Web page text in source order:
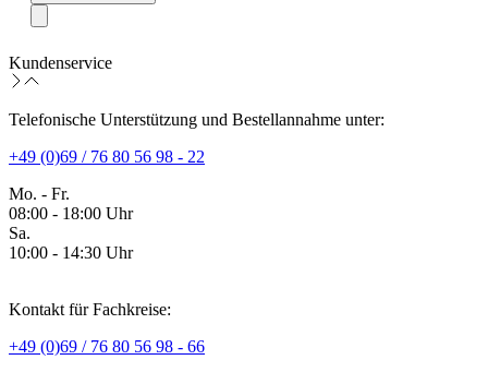
Kundenservice
Telefonische Unterstützung und Bestellannahme unter:
+49 (0)69 / 76 80 56 98 - 22
Mo. - Fr.
08:00 - 18:00 Uhr
Sa.
10:00 - 14:30 Uhr
Kontakt für Fachkreise:
+49 (0)69 / 76 80 56 98 - 66